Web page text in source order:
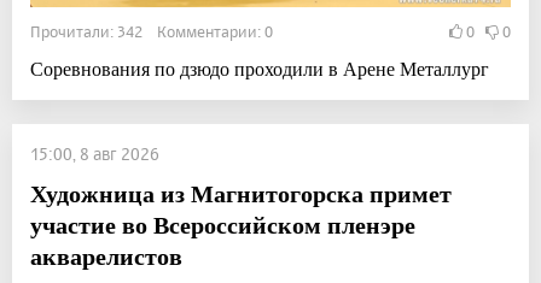
Прочитали: 342 Комментарии: 0 0 0
Соревнования по дзюдо проходили в Арене Металлург
15:00, 8 авг 2026
Художница из Магнитогорска примет
участие во Всероссийском пленэре
акварелистов